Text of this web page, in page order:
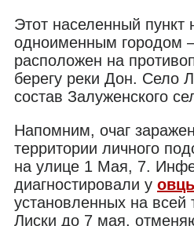
Этот населенный пункт
одноименным городом
расположен на
берегу реки Дон. Село
состав Залуженского
Напомним, очаг
территории личного
на улице 1 Мая, 7.
диагностировали у
установленных на всей
Лиски до 7 мая,